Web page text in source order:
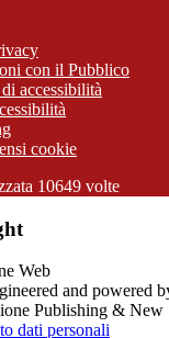
con il Pubblico
accessibilità
cookie
10649 volte
and powered
Publishing & New
dati personali